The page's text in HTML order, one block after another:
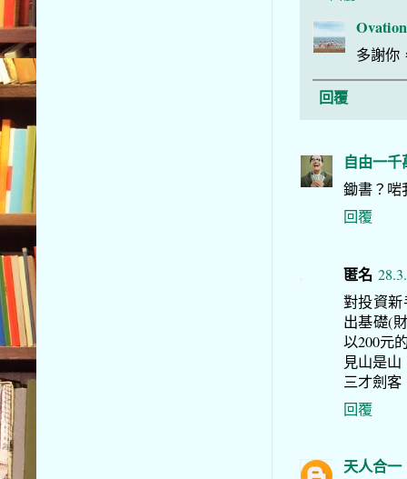
Ovation
多謝你
回覆
自由一千
鋤書？啱
回覆
匿名
對投資
出基礎(
以200元
見山是
三才劍客
回覆
天人合一